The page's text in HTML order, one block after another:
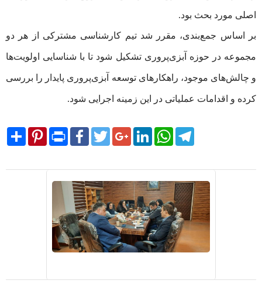
اصلی مورد بحث بود.
بر اساس جمع‌بندی، مقرر شد تیم کارشناسی مشترکی از هر دو
مجموعه در حوزه آبزی‌پروری تشکیل شود تا با شناسایی اولویت‌ها
و چالش‌های موجود، راهکارهای توسعه آبزی‌پروری پایدار را بررسی
کرده و اقدامات عملیاتی در این زمینه اجرایی شود.
SharePinterest Print
FacebookTwitterGoogle+LinkedInWhatsAppTelegram